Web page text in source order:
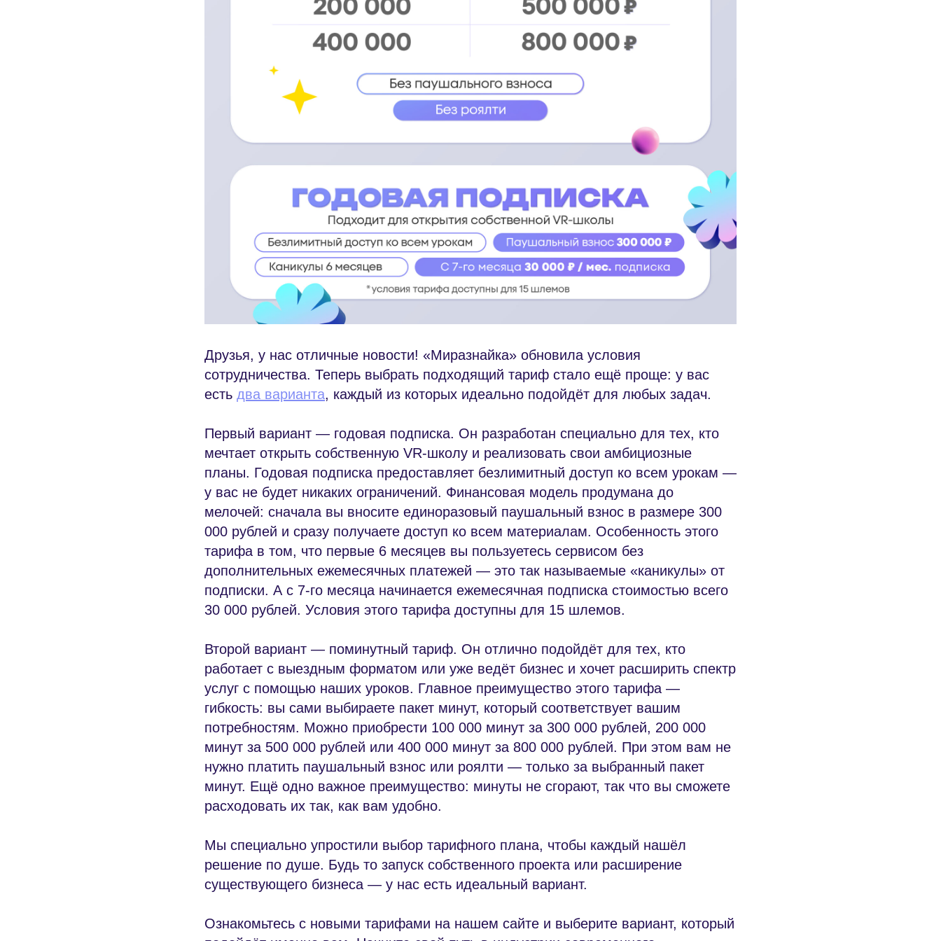
Друзья, у нас отличные новости! «Миразнайка» обновила условия
сотрудничества. Теперь выбрать подходящий тариф стало ещё проще: у вас
есть два варианта, каждый из которых идеально подойдёт для любых задач.
Первый вариант — годовая подписка. Он разработан специально для тех, кто
мечтает открыть собственную VR-школу и реализовать свои амбициозные
планы. Годовая подписка предоставляет безлимитный доступ ко всем урокам —
у вас не будет никаких ограничений. Финансовая модель продумана до
мелочей: сначала вы вносите единоразовый паушальный взнос в размере 300
000 рублей и сразу получаете доступ ко всем материалам. Особенность этого
тарифа в том, что первые 6 месяцев вы пользуетесь сервисом без
дополнительных ежемесячных платежей — это так называемые «каникулы» от
подписки. А с 7-го месяца начинается ежемесячная подписка стоимостью всего
30 000 рублей. Условия этого тарифа доступны для 15 шлемов.
Второй вариант — поминутный тариф. Он отлично подойдёт для тех, кто
работает с выездным форматом или уже ведёт бизнес и хочет расширить спектр
услуг с помощью наших уроков. Главное преимущество этого тарифа —
гибкость: вы сами выбираете пакет минут, который соответствует вашим
потребностям. Можно приобрести 100 000 минут за 300 000 рублей, 200 000
минут за 500 000 рублей или 400 000 минут за 800 000 рублей. При этом вам не
нужно платить паушальный взнос или роялти — только за выбранный пакет
минут. Ещё одно важное преимущество: минуты не сгорают, так что вы сможете
расходовать их так, как вам удобно.
Мы специально упростили выбор тарифного плана, чтобы каждый нашёл
решение по душе. Будь то запуск собственного проекта или расширение
существующего бизнеса — у нас есть идеальный вариант.
Ознакомьтесь с новыми тарифами на нашем сайте и выберите вариант, который